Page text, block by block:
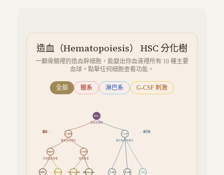
造血（Hematopoiesis） HSC 分化樹
一顆骨髓裡的造血幹細胞，能變出你血液裡所有 10 種主要
血球。點擊任何細胞查看功能。
全部 髓系 淋巴系 G-CSF 刺激
HSC
造血幹細胞
CMP
髓系共同祖先
CLP
淋巴系共同祖先
MEP
巨核紅血球祖
GMP
粒單核祖
RBC Platelet Neutrophil Monocyte T cell B cell NK
髓系 → ← 淋巴系